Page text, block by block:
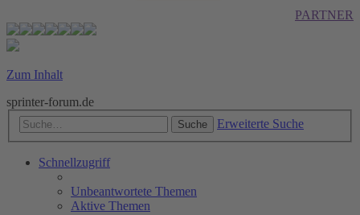
PARTNER
Zum Inhalt
sprinter-forum.de
Suche Erweiterte Suche
Schnellzugriff
Unbeantwortete Themen
Aktive Themen